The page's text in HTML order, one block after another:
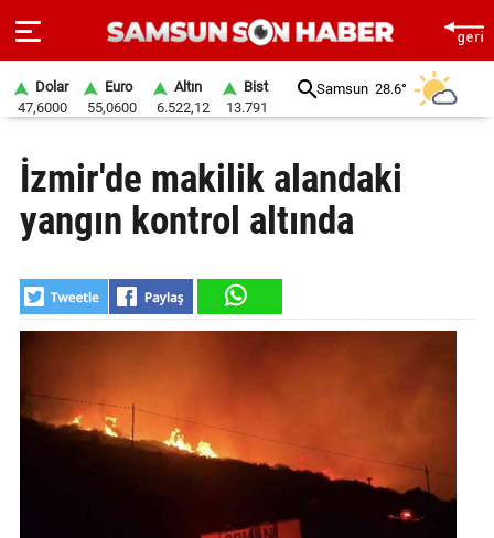
SAYFA
SAMSUN
SAMSUNSPOR
GÜNDEM
SİYASET
EKONOMİ
Dolar
47,6000
Euro
55,0600
Altın
6.522,12
Bist
13.791
Samsun 28.6°
İzmir'de makilik alandaki
yangın kontrol altında